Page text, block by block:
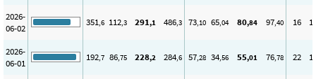
2026-
06-02
351,6 112,3 291,1 486,3 73,10 65,04 80,84 97,40 16
2026-
06-01
192,7 86,75 228,2 284,6 57,28 34,56 55,01 76,78 22